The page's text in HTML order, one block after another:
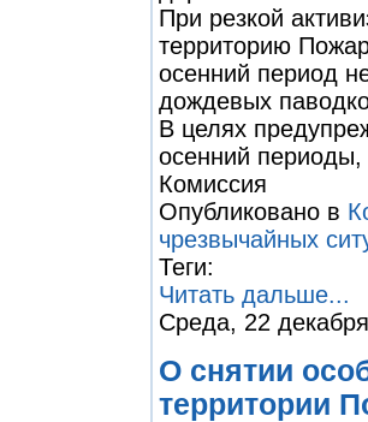
При резкой
территорию
осенний период
дождевых
В целях
осенний
Комиссия
Опубликовано в
чрезвычайных
Теги:
Читать дальше...
Среда, 22
О снятии
территории